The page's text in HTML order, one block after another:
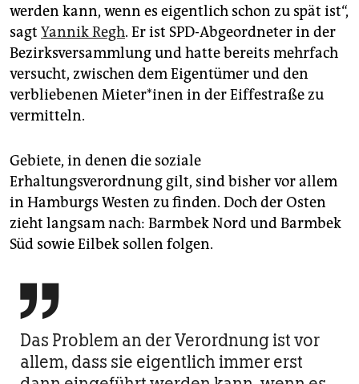
werden kann, wenn es eigentlich schon zu spät ist“,
sagt Yannik Regh. Er ist SPD-Abgeordneter in der
Bezirksversammlung und hatte bereits mehrfach
versucht, zwischen dem Eigentümer und den
verbliebenen Mieter*inen in der Eiffestraße zu
vermitteln.
Gebiete, in denen die soziale
Erhaltungsverordnung gilt, sind bisher vor allem
in Hamburgs Westen zu finden. Doch der Osten
zieht langsam nach: Barmbek Nord und Barmbek
Süd sowie Eilbek sollen folgen.

Das Problem an der Verordnung ist vor
allem, dass sie eigentlich immer erst